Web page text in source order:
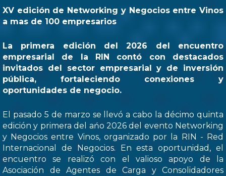
XV edición de Networking y Negocios entre Vinos
a mas de 100 empresarios
La primera edición del 2026 del encuentro
empresarial de la RIN contó con destacados
invitados del sector empresarial y de inversión
pública, fortaleciendo conexiones y
oportunidades de negocio.
El pasado 5 de marzo se llevó a cabo la décimo quinta
edición y primera del ańo 2026 del evento Networking
y Negocios entre Vinos, organizado por la RIN - Red
Internacional de Negocios. En esta oportunidad, el
encuentro se realizó con el valioso apoyo de la
Asociación de Agentes de Carga y Consolidadores